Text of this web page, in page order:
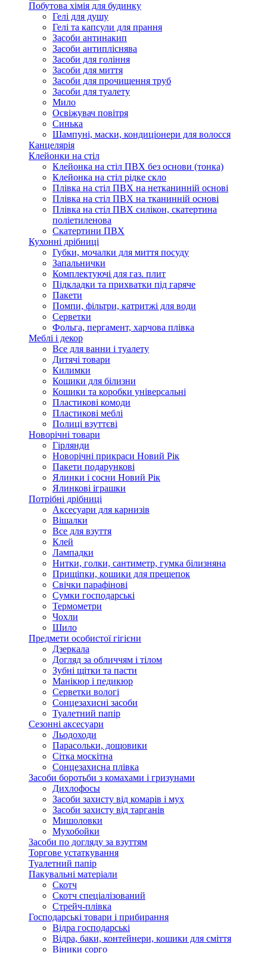
Побутова хімія для будинку
Гелі для душу
Гелі та капсули для прання
Засоби антинакип
Засоби антипліснява
Засоби для гоління
Засоби для миття
Засоби для прочищення труб
Засоби для туалету
Мило
Освіжувач повітря
Синька
Шампуні, маски, кондиціонери для волосся
Канцелярія
Клейонки на стіл
Клейонка на стіл ПВХ без основи (тонка)
Клейонка на стіл рідке скло
Плівка на стіл ПВХ на нетканинній основі
Плівка на стіл ПВХ на тканинній основі
Плівка на стіл ПВХ силікон, скатертина
поліетиленова
Скатертини ПВХ
Кухонні дрібниці
Губки, мочалки для миття посуду
Запальнички
Комплектуючі для газ. плит
Підкладки та прихватки під гаряче
Пакети
Помпи, фільтри, катритжі для води
Серветки
Фольга, пергамент, харчова плівка
Меблі і декор
Все для ванни і туалету
Дитячі товари
Килимки
Кошики для білизни
Кошики та коробки універсальні
Пластикові комоди
Пластикові меблі
Полиці взуттєві
Новорічні товари
Гірлянди
Новорічні прикраси Новий Рік
Пакети подарункові
Ялинки і сосни Новий Рік
Ялинкові іграшки
Потрібні дрібниці
Аксесуари для карнизів
Вішалки
Все для взуття
Клей
Лампадки
Нитки, голки, сантиметр, гумка білизняна
Прищіпки, кошики для прещепок
Свічки парафінові
Сумки господарські
Термометри
Чохли
Шило
Предмети особистої гігієни
Дзеркала
Догляд за обличчям і тілом
Зубні щітки та пасти
Манікюр і педикюр
Серветки вологі
Сонцезахисні засоби
Туалетний папір
Сезонні аксесуари
Льодоходи
Парасольки, дощовики
Сітка москітна
Сонцезахисна плівка
Засоби боротьби з комахами і гризунами
Дихлофосы
Засоби захисту від комарів і мух
Засоби захисту від тарганів
Мишоловки
Мухобойки
Засоби по догляду за взуттям
Торгове устаткування
Туалетний папір
Пакувальні матеріали
Скотч
Скотч спеціалізований
Стрейч-плівка
Господарські товари і прибирання
Відра господарські
Відра, баки, контейнери, кошики для сміття
Віники сорго